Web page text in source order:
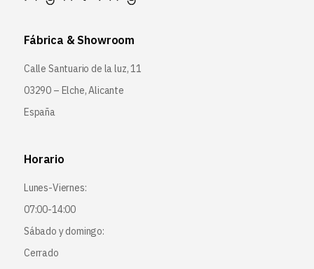
Fábrica & Showroom
Calle Santuario de la luz, 11
03290 – Elche, Alicante
España
Horario
Lunes-Viernes:
07:00-14:00
Sábado y domingo:
Cerrado